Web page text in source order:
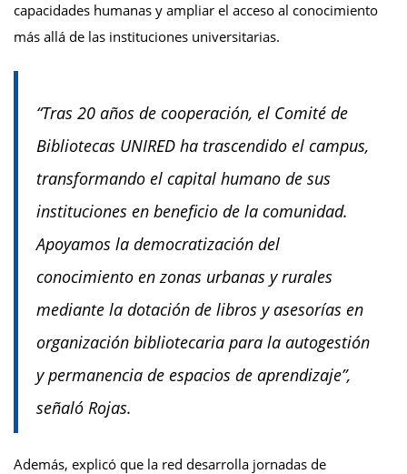
capacidades humanas y ampliar el acceso al conocimiento
más allá de las instituciones universitarias.
“Tras 20 años de cooperación, el Comité de
Bibliotecas UNIRED ha trascendido el campus,
transformando el capital humano de sus
instituciones en beneficio de la comunidad.
Apoyamos la democratización del
conocimiento en zonas urbanas y rurales
mediante la dotación de libros y asesorías en
organización bibliotecaria para la autogestión
y permanencia de espacios de aprendizaje”,
señaló Rojas.
Además, explicó que la red desarrolla jornadas de